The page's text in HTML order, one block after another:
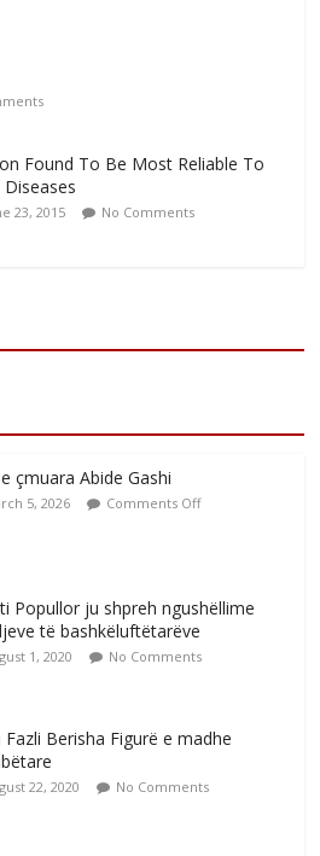
Found To Be Most Reliable To
Diseases
23, 2015 No Comments
çmuara Abide Gashi
5, 2026 Comments Off
Popullor ju shpreh ngushëllime
të bashkëluftëtarëve
1, 2020 No Comments
Fazli Berisha Figurë e madhe
22, 2020 No Comments